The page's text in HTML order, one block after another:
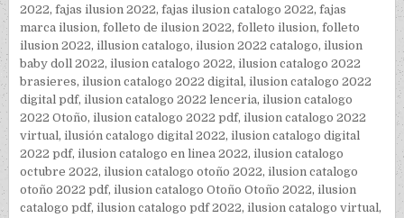
2022,fajas ilusion 2022,fajas ilusion catalogo 2022,fajas
marca ilusion,folleto de ilusion 2022,folleto ilusion,folleto
ilusion 2022,illusion catalogo,ilusion 2022 catalogo,ilusion
baby doll 2022,ilusion catalogo 2022,ilusion catalogo 2022
brasieres,ilusion catalogo 2022 digital,ilusion catalogo 2022
digital pdf,ilusion catalogo 2022 lenceria,ilusion catalogo
2022 Otoño,ilusion catalogo 2022 pdf,ilusion catalogo 2022
virtual,ilusión catalogo digital 2022,ilusion catalogo digital
2022 pdf,ilusion catalogo en linea 2022,ilusion catalogo
octubre 2022,ilusion catalogo otoño 2022,ilusion catalogo
otoño 2022 pdf,ilusion catalogo Otoño Otoño 2022,ilusion
catalogo pdf,ilusion catalogo pdf 2022,ilusion catalogo virtual,